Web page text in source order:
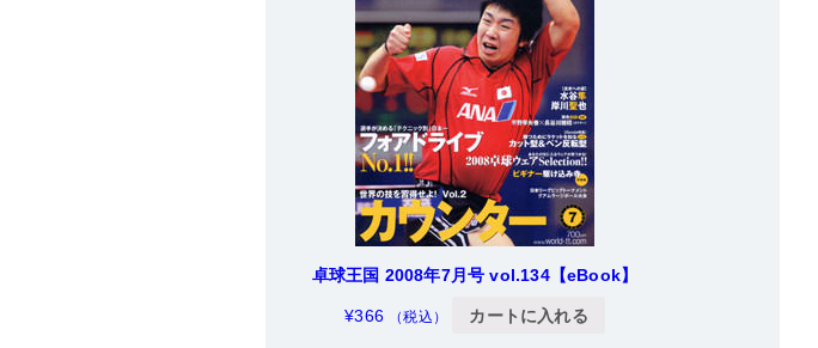
卓球王国 2008年7月号 vol.134【eBook】
¥366 （税込） カートに入れる